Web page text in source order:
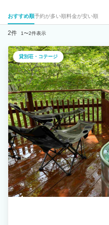
おすすめ順予約が多い順料金が安い順
2件 1〜2件表示
貸別荘・コテージ